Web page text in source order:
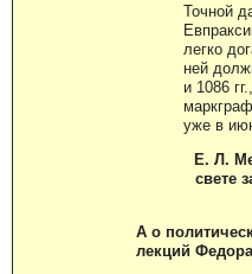
Точной
легко
ней
и 1086
уже в
Е. Л.
свете
А о
лекций